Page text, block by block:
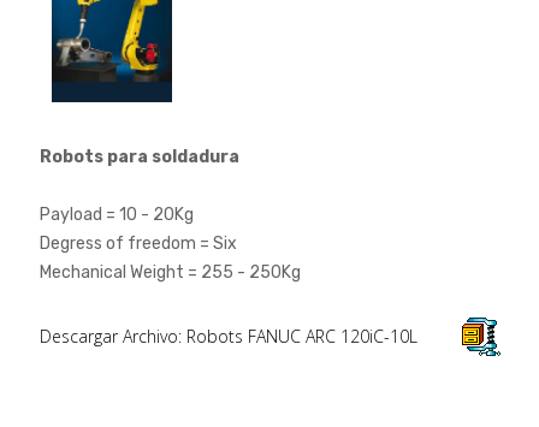
Robots para soldadura
Payload = 10 - 20Kg
Degress of freedom = Six
Mechanical Weight = 255 - 250Kg
Descargar Archivo: Robots FANUC ARC 120iC-10L